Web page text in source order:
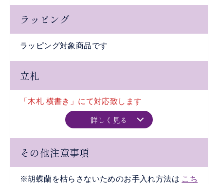
ラッピング
ラッピング対象商品です
立札
「木札 横書き」にて対応致します
詳しく見る
その他注意事項
※胡蝶蘭を枯らさないためのお手入れ方法は こち